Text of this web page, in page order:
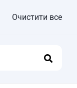
Очистити все